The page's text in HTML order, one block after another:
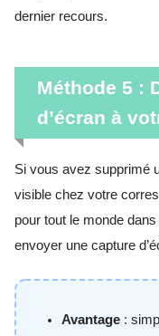
dernier recours.
Méthode 5 :
d’écran à
Si vous avez supprimé
visible chez votre
pour tout le monde
envoyer une capture
Avantage :